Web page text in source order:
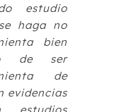
estudio
haga no
bien
de ser
de
evidencias